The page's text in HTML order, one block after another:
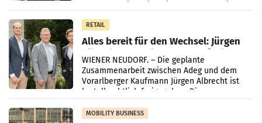
RETAIL
Alles bereit für den Wechsel: Jürgen
Albrecht setzt ab 1.1.2027 auf Adeg
WIENER NEUDORF. – Die geplante
Zusammenarbeit zwischen Adeg und dem
Vorarlberger Kaufmann Jürgen Albrecht ist
kartellrechtlich freigegeben: Die
Bundeswettbewerbsbehörde und der
Bundeskartellanwalt
MOBILITY BUSINESS